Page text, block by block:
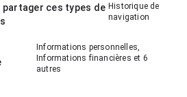
ces types de Historique de
navigation
Informations personnelles,
Informations financières et 6
autres